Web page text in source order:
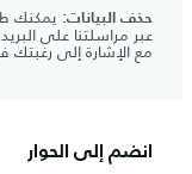
حذف البيانات: يمكنك
عبر مراسلتنا على
مع الإشارة إلى رغبتك
انضم إلى الحوار